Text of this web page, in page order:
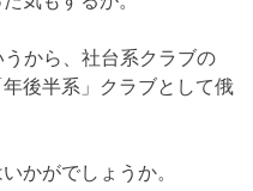
から、社台系クラブの
後半系」クラブとして俄
かがでしょうか。